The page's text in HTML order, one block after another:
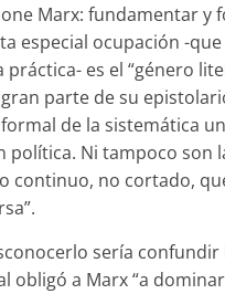
Marx: fundamentar y
especial ocupación -
es el “género
parte de su
de la sistemática
Ni tampoco son
continuo, no cortado,
sería confundir
obligó a Marx “a